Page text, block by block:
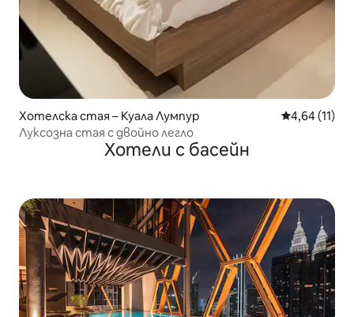
Хотелска стая – Куала Лумпур Средна
4,64 (11)
Луксозна стая с двойно легло
Хотели с басейн